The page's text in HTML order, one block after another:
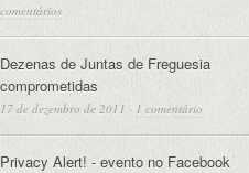
comentários
Dezenas de Juntas de Freguesia
comprometidas
17 de dezembro de 2011 · 1 comentário
Privacy Alert! - evento no Facebook